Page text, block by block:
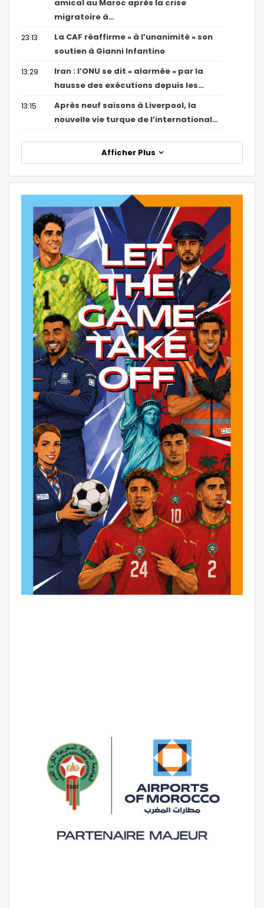
amical au Maroc après la crise
migratoire à…
23:13
La CAF réaffirme « à l’unanimité » son
soutien à Gianni Infantino
13:29
Iran : l’ONU se dit « alarmée » par la
hausse des exécutions depuis les…
13:15
Après neuf saisons à Liverpool, la
nouvelle vie turque de l’international…
Afficher Plus